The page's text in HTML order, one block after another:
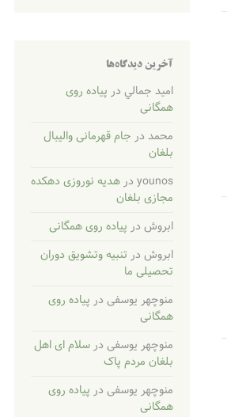
آخرین دیدگاه‌ها
اميد جمالي در پیاده روی
همگانی
محمد در جام قهرمانی والیبال
بلغان
younos درهدیه نوروزی دهکده
مجازی بلغان
ابروش در پیاده روی همگانی
ابروش در تنبیه وتشویق دوران
تحصیلی ما
منوچهر یوسفی در پیاده روی
همگانی
منوچهر یوسفی درسلام ای اهل
بلغان مردم پاک
منوچهر یوسفی در پیاده روی
همگانی